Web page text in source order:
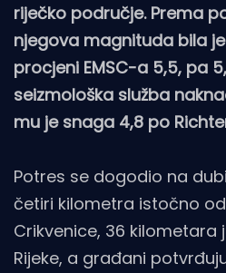
riječko područje. Prema
njegova magnituda bila
procjeni EMSC-a 5,5, pa
seizmološka služba
mu je snaga 4,8 po
Potres se dogodio na
četiri kilometra istočno od
Crikvenice, 36
Rijeke, a građani